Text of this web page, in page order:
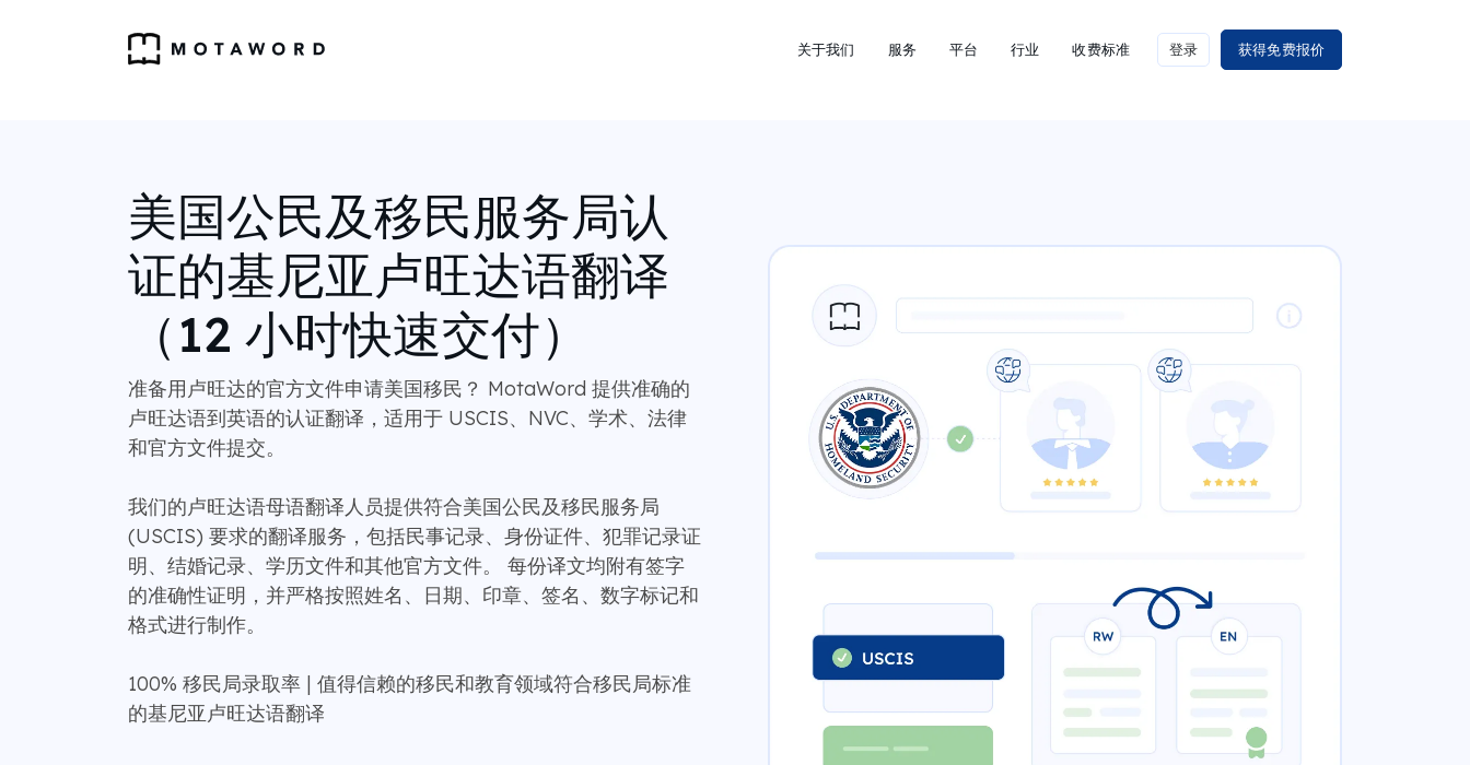
关于我们 服务 平台 行业 收费标准 登录 获得免费报价
美国公民及移民服务局认
证的基尼亚卢旺达语翻译
（12 小时快速交付）
准备用卢旺达的官方文件申请美国移民？ MotaWord 提供准确的
卢旺达语到英语的认证翻译，适用于 USCIS、NVC、学术、法律
和官方文件提交。
我们的卢旺达语母语翻译人员提供符合美国公民及移民服务局
(USCIS) 要求的翻译服务，包括民事记录、身份证件、犯罪记录证
明、结婚记录、学历文件和其他官方文件。 每份译文均附有签字
的准确性证明，并严格按照姓名、日期、印章、签名、数字标记和
格式进行制作。
100% 移民局录取率 | 值得信赖的移民和教育领域符合移民局标准
的基尼亚卢旺达语翻译